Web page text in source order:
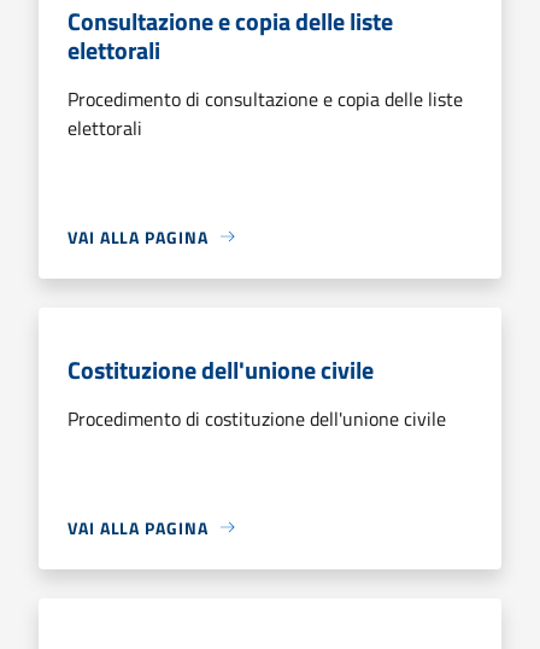
Consultazione e copia delle liste
elettorali
Procedimento di consultazione e copia delle liste
elettorali
VAI ALLA PAGINA
Costituzione dell'unione civile
Procedimento di costituzione dell'unione civile
VAI ALLA PAGINA